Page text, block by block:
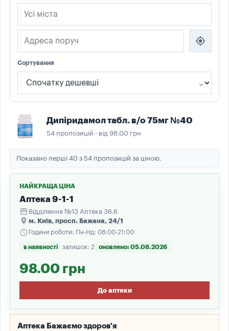
Сортування
my_location
Дипіридамол табл. в/о 75мг №40
54 пропозицій · від 98.00 грн
Показано перші 40 з 54 пропозицій за ціною.
НАЙКРАЩА ЦІНА
Аптека 9-1-1
storefront Відділення №13 Аптека 36.6
place м. Київ, просп. Бажана, 24/1
schedule Години роботи: Пн-Нд: 08:00-21:00
в наявності залишок: 2 оновлено: 05.08.2026
98.00 грн
До аптеки
Аптека Бажаємо здоров'я